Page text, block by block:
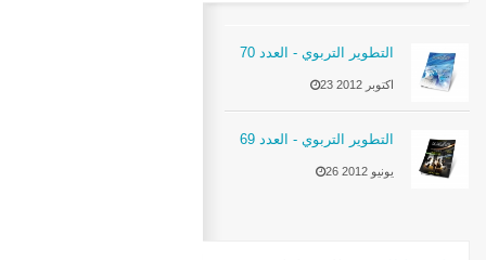
التطوير التربوي - العدد 70
23 اكتوبر 2012
التطوير التربوي - العدد 69
26 يونيو 2012